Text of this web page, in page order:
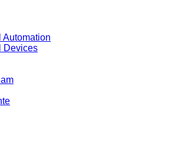
Automation
Devices